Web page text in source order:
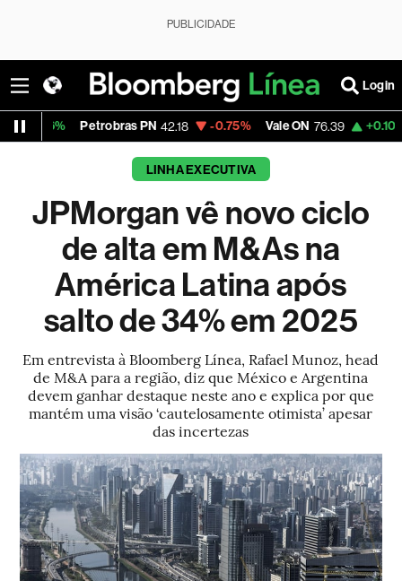
PUBLICIDADE
Login
PN 42.18 -0.75% Vale ON 76.39 +0.10% Itaú PN
LINHA EXECUTIVA
JPMorgan vê novo ciclo
de alta em M&As na
América Latina após
salto de 34% em 2025
Em entrevista à Bloomberg Línea, Rafael Munoz, head
de M&A para a região, diz que México e Argentina
devem ganhar destaque neste ano e explica por que
mantém uma visão ‘cautelosamente otimista’ apesar
das incertezas